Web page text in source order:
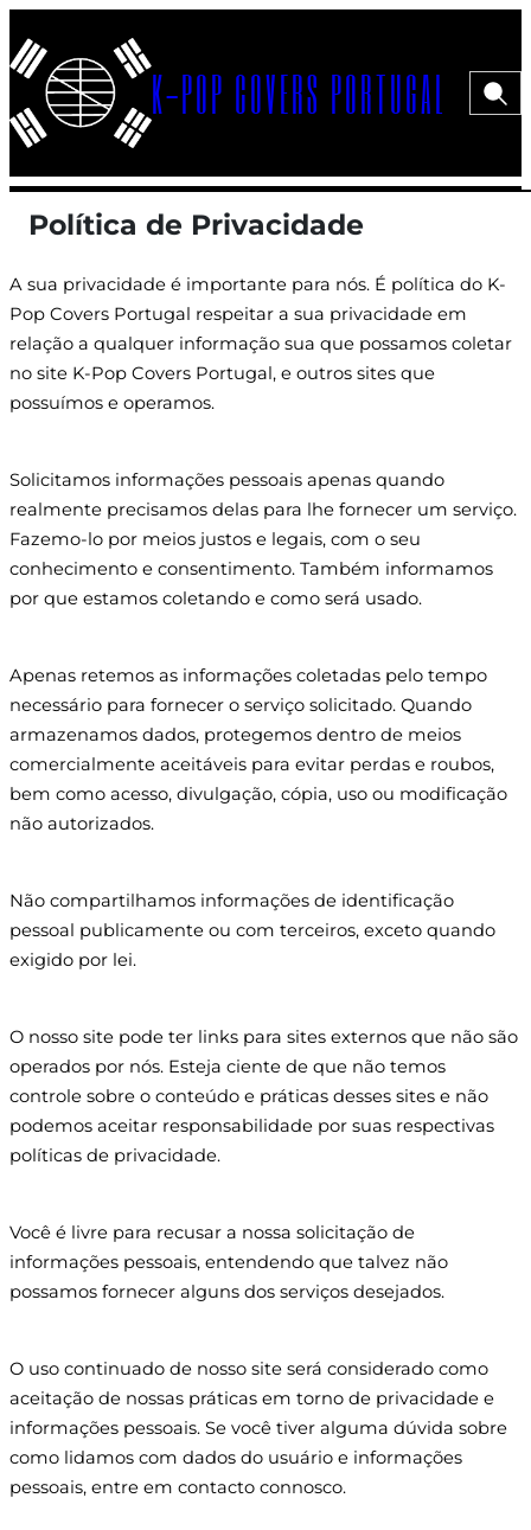
para
conteúdo
K-POP COVERS PORTUGAL Menu>
Política de Privacidade
A sua privacidade é importante para nós. É política do K-
Pop Covers Portugal respeitar a sua privacidade em
relação a qualquer informação sua que possamos coletar
no site K-Pop Covers Portugal, e outros sites que
possuímos e operamos.
Solicitamos informações pessoais apenas quando
realmente precisamos delas para lhe fornecer um serviço.
Fazemo-lo por meios justos e legais, com o seu
conhecimento e consentimento. Também informamos
por que estamos coletando e como será usado.
Apenas retemos as informações coletadas pelo tempo
necessário para fornecer o serviço solicitado. Quando
armazenamos dados, protegemos dentro de meios
comercialmente aceitáveis ​​para evitar perdas e roubos,
bem como acesso, divulgação, cópia, uso ou modificação
não autorizados.
Não compartilhamos informações de identificação
pessoal publicamente ou com terceiros, exceto quando
exigido por lei.
O nosso site pode ter links para sites externos que não são
operados por nós. Esteja ciente de que não temos
controle sobre o conteúdo e práticas desses sites e não
podemos aceitar responsabilidade por suas respectivas
políticas de privacidade.
Você é livre para recusar a nossa solicitação de
informações pessoais, entendendo que talvez não
possamos fornecer alguns dos serviços desejados.
O uso continuado de nosso site será considerado como
aceitação de nossas práticas em torno de privacidade e
informações pessoais. Se você tiver alguma dúvida sobre
como lidamos com dados do usuário e informações
pessoais, entre em contacto connosco.